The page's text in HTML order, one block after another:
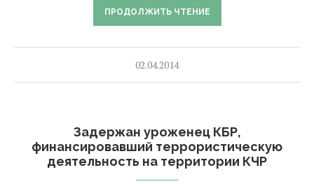
ПРОДОЛЖИТЬ ЧТЕНИЕ
02.04.2014
Задержан уроженец КБР,
финансировавший террористическую
деятельность на территории КЧР